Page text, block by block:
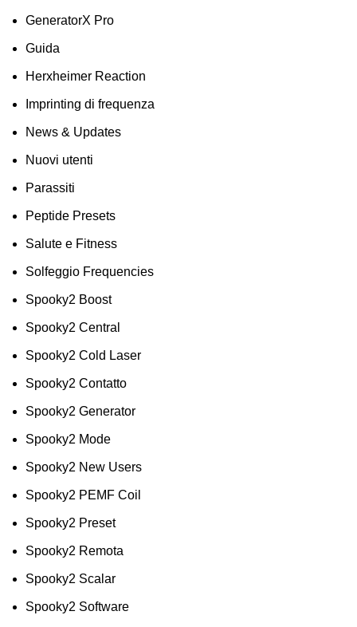
GeneratorX Pro
Guida
Herxheimer Reaction
Imprinting di frequenza
News & Updates
Nuovi utenti
Parassiti
Peptide Presets
Salute e Fitness
Solfeggio Frequencies
Spooky2 Boost
Spooky2 Central
Spooky2 Cold Laser
Spooky2 Contatto
Spooky2 Generator
Spooky2 Mode
Spooky2 New Users
Spooky2 PEMF Coil
Spooky2 Preset
Spooky2 Remota
Spooky2 Scalar
Spooky2 Software